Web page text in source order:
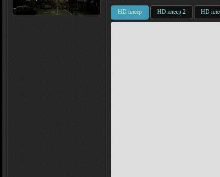
HD плеер HD плеер 2 HD